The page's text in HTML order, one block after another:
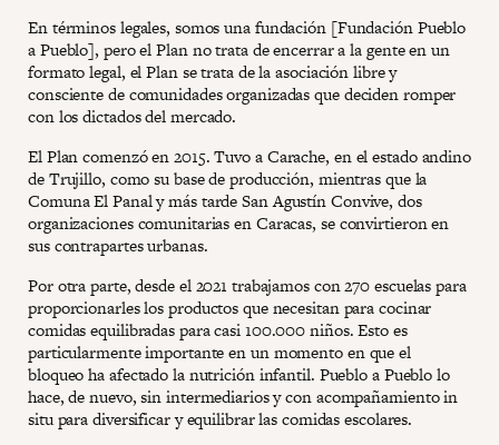
En términos legales, somos una fundación [Fundación Pueblo
a Pueblo], pero el Plan no trata de encerrar a la gente en un
formato legal, el Plan se trata de la asociación libre y
consciente de comunidades organizadas que deciden romper
con los dictados del mercado.
El Plan comenzó en 2015. Tuvo a Carache, en el estado andino
de Trujillo, como su base de producción, mientras que la
Comuna El Panal y más tarde San Agustín Convive, dos
organizaciones comunitarias en Caracas, se convirtieron en
sus contrapartes urbanas.
Por otra parte, desde el 2021 trabajamos con 270 escuelas para
proporcionarles los productos que necesitan para cocinar
comidas equilibradas para casi 100.000 niños. Esto es
particularmente importante en un momento en que el
bloqueo ha afectado la nutrición infantil. Pueblo a Pueblo lo
hace, de nuevo, sin intermediarios y con acompañamiento in
situ para diversificar y equilibrar las comidas escolares.